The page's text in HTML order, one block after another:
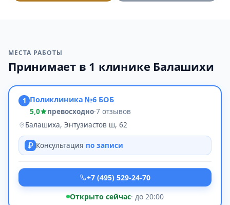
МЕСТА РАБОТЫ
Принимает в 1 клинике Балашихи
1 Поликлиника №6 БОБ
5,0 превосходно·7 отзывов
Балашиха, Энтузиастов ш, 62
Консультация по записи
+7 (495) 529-24-70
Открыто сейчас· до 20:00